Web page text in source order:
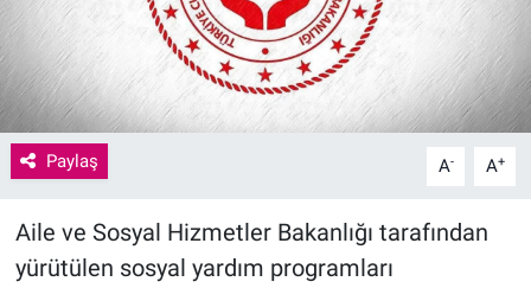
Paylaş A- A+
Aile ve Sosyal Hizmetler Bakanlığı tarafından
yürütülen sosyal yardım programları